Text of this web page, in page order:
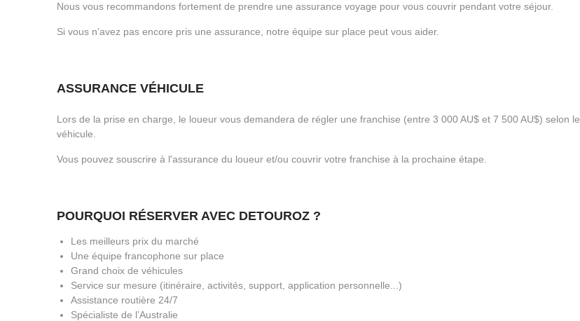
Nous vous recommandons fortement de prendre une assurance voyage pour vous couvrir pendant votre séjour.
Si vous n’avez pas encore pris une assurance, notre équipe sur place peut vous aider.
ASSURANCE VÉHICULE
Lors de la prise en charge, le loueur vous demandera de régler une franchise (entre 3 000 AU$ et 7 500 AU$) selon le
véhicule.
Vous pouvez souscrire à l'assurance du loueur et/ou couvrir votre franchise à la prochaine étape.
POURQUOI RÉSERVER AVEC DETOUROZ ?
Les meilleurs prix du marché
Une équipe francophone sur place
Grand choix de véhicules
Service sur mesure (itinéraire, activités, support, application personnelle...)
Assistance routière 24/7
Spécialiste de l’Australie